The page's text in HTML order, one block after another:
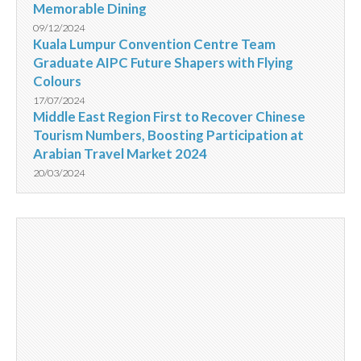
Memorable Dining
09/12/2024
Kuala Lumpur Convention Centre Team
Graduate AIPC Future Shapers with Flying
Colours
17/07/2024
Middle East Region First to Recover Chinese
Tourism Numbers, Boosting Participation at
Arabian Travel Market 2024
20/03/2024